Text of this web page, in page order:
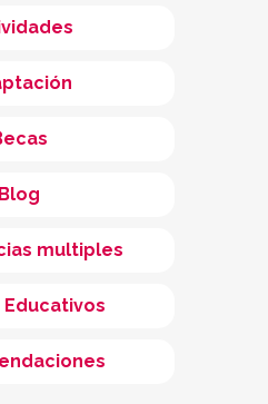
Blog
multiples